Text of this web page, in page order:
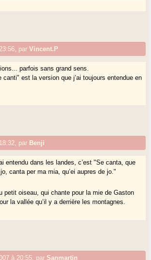
parVincent.P
parfois sans grand sens.
est la version que j’ai toujours entendue en
par Benji
entendu dans les landes, c’est "Se canta, que
canta per ma mia, qu’ei aupres de jo."
petit oiseau, qui chante pour la mie de Gaston
la vallée qu’il y a derrière les montagnes.
à 20:55 parSanmartin